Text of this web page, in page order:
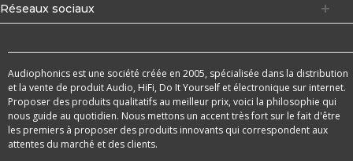
Réseaux sociaux
Audiophonics est une société créée en 2005, spécialisée dans la distribution
et la vente de produit Audio, HiFi, Do It Yourself et électronique sur internet.
Proposer des produits qualitatifs au meilleur prix, voici la philosophie qui
nous guide au quotidien. Nous mettons un accent très fort sur le fait d'être
les premiers à proposer des produits innovants qui correspondent aux
attentes du marché et des clients.